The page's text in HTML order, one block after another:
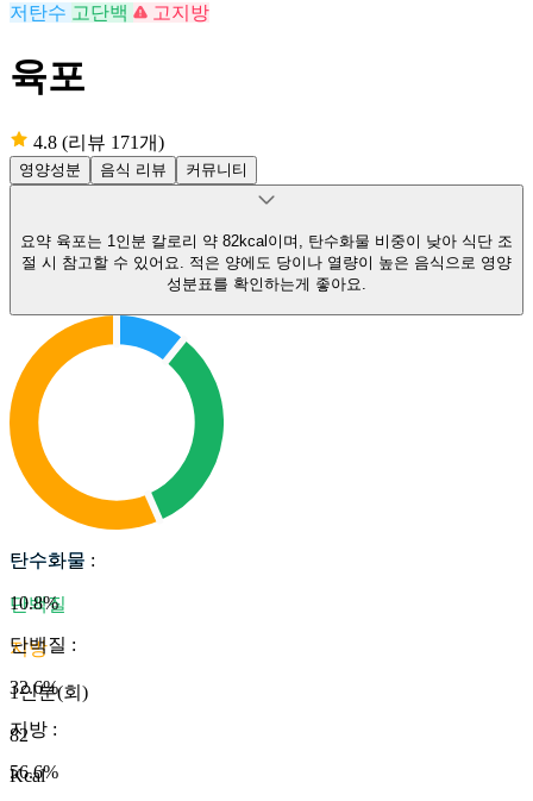
저탄수 고단백 고지방
육포
4.8 (리뷰 171개)
영양성분 음식 리뷰 커뮤니티
요약 육포는 1인분 칼로리 약 82kcal이며, 탄수화물 비중이 낮아 식단 조
절 시 참고할 수 있어요. 적은 양에도 당이나 열량이 높은 음식으로 영양
성분표를 확인하는게 좋아요.
탄수화물
단백질
지방
1인분(회)
82
Kcal
탄수화물 :
10.8%
단백질 :
32.6%
지방 :
56.6%